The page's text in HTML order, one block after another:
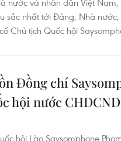
nước và nhân dân Việt Nam,
sắc nhất tới Đảng, Nhà
Chủ tịch Quốc hội
Đồng chí
hội nước
hội Lào Saysomphone